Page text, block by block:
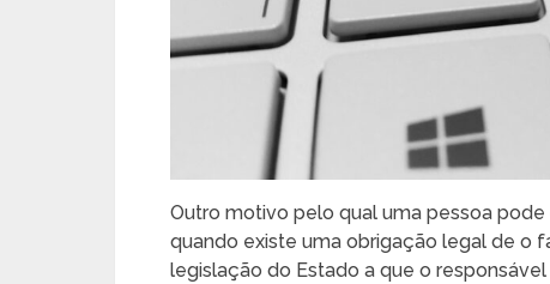
Outro motivo pelo qual uma pessoa
quando existe uma obrigação legal de o
legislação do Estado a que o